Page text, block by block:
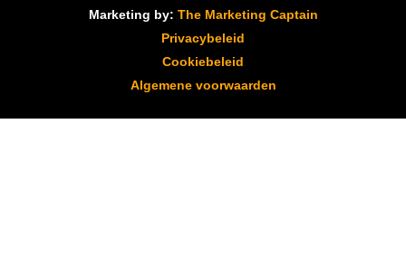
Marketing by: The Marketing Captain
Privacybeleid
Cookiebeleid
Algemene voorwaarden